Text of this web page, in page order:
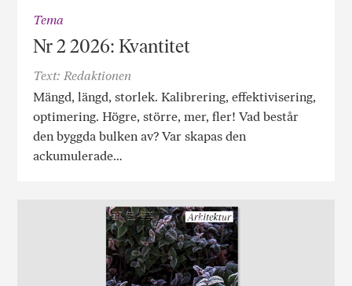
Tema
Nr 2 2026: Kvantitet
Text: Redaktionen
Mängd, längd, storlek. Kalibrering, effektivisering,
optimering. Högre, större, mer, fler! Vad består
den byggda bulken av? Var skapas den
ackumulerade…